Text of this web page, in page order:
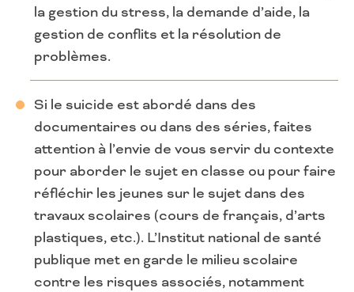
la gestion du stress, la demande d’aide, la
gestion de conflits et la résolution de
problèmes.
Si le suicide est abordé dans des
documentaires ou dans des séries, faites
attention à l’envie de vous servir du contexte
pour aborder le sujet en classe ou pour faire
réfléchir les jeunes sur le sujet dans des
travaux scolaires (cours de français, d’arts
plastiques, etc.). L’Institut national de santé
publique met en garde le milieu scolaire
contre les risques associés, notamment